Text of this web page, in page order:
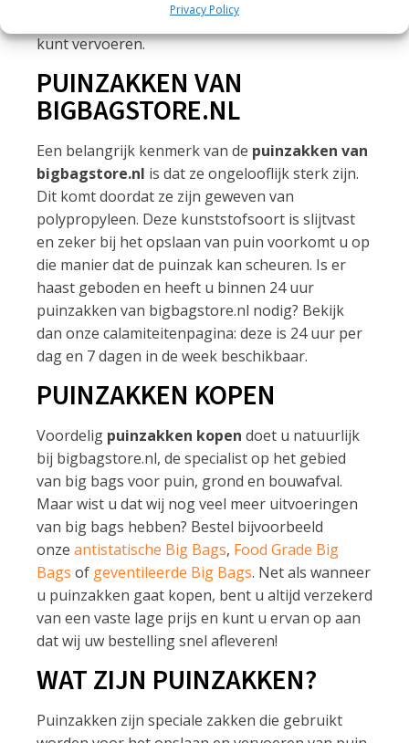
Privacy Policy
varianten, zodat u ook grotere asbestplaten
kunt vervoeren.
PUINZAKKEN VAN
BIGBAGSTORE.NL
Een belangrijk kenmerk van de puinzakken van
bigbagstore.nl is dat ze ongelooflijk sterk zijn.
Dit komt doordat ze zijn geweven van
polypropyleen. Deze kunststofsoort is slijtvast
en zeker bij het opslaan van puin voorkomt u op
die manier dat de puinzak kan scheuren. Is er
haast geboden en heeft u binnen 24 uur
puinzakken van bigbagstore.nl nodig? Bekijk
dan onze calamiteitenpagina: deze is 24 uur per
dag en 7 dagen in de week beschikbaar.
PUINZAKKEN KOPEN
Voordelig puinzakken kopen doet u natuurlijk
bij bigbagstore.nl, de specialist op het gebied
van big bags voor puin, grond en bouwafval.
Maar wist u dat wij nog veel meer uitvoeringen
van big bags hebben? Bestel bijvoorbeeld
onze antistatische Big Bags, Food Grade Big
Bags of geventileerde Big Bags. Net als wanneer
u puinzakken gaat kopen, bent u altijd verzekerd
van een vaste lage prijs en kunt u ervan op aan
dat wij uw bestelling snel afleveren!
WAT ZIJN PUINZAKKEN?
Puinzakken zijn speciale zakken die gebruikt